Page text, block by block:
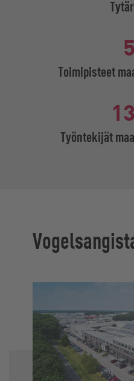
Toimipisteet
Työntekijät